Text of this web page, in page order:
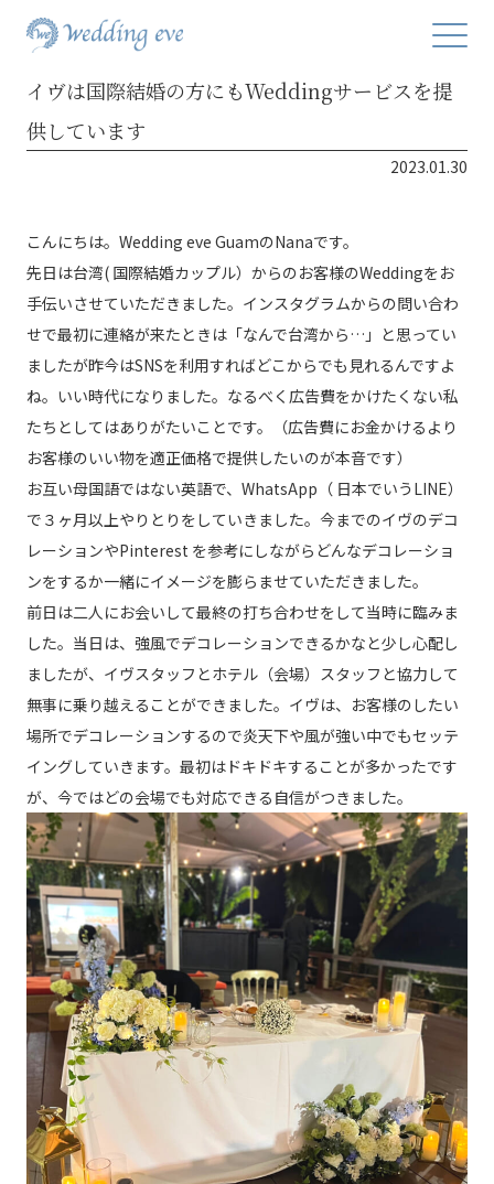
イヴは国際結婚の方にもWeddingサービスを提
供しています
2023.01.30
こんにちは。Wedding eve GuamのNanaです。
先日は台湾( 国際結婚カップル）からのお客様のWeddingをお
手伝いさせていただきました。インスタグラムからの問い合わ
せで最初に連絡が来たときは「なんで台湾から…」と思ってい
ましたが昨今はSNSを利用すればどこからでも見れるんですよ
ね。いい時代になりました。なるべく広告費をかけたくない私
たちとしてはありがたいことです。（広告費にお金かけるより
お客様のいい物を適正価格で提供したいのが本音です）
お互い母国語ではない英語で、WhatsApp（ 日本でいうLINE）
で３ヶ月以上やりとりをしていきました。今までのイヴのデコ
レーションやPinterest を参考にしながらどんなデコレーショ
ンをするか一緒にイメージを膨らませていただきました。
前日は二人にお会いして最終の打ち合わせをして当時に臨みま
した。当日は、強風でデコレーションできるかなと少し心配し
ましたが、イヴスタッフとホテル（会場）スタッフと協力して
無事に乗り越えることができました。イヴは、お客様のしたい
場所でデコレーションするので炎天下や風が強い中でもセッテ
イングしていきます。最初はドキドキすることが多かったです
が、今ではどの会場でも対応できる自信がつきました。